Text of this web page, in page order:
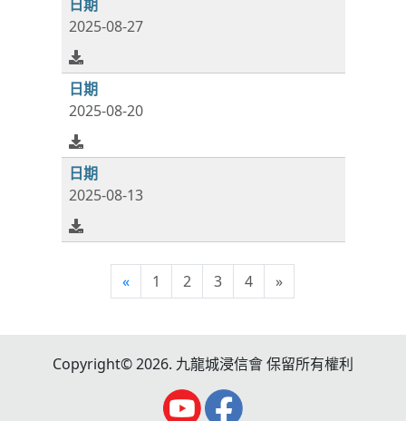
2025-08-27
2025-08-20
2025-08-13
« 1 2 3 4 »
Copyright© 2026. 九龍城浸信會 保留所有權利